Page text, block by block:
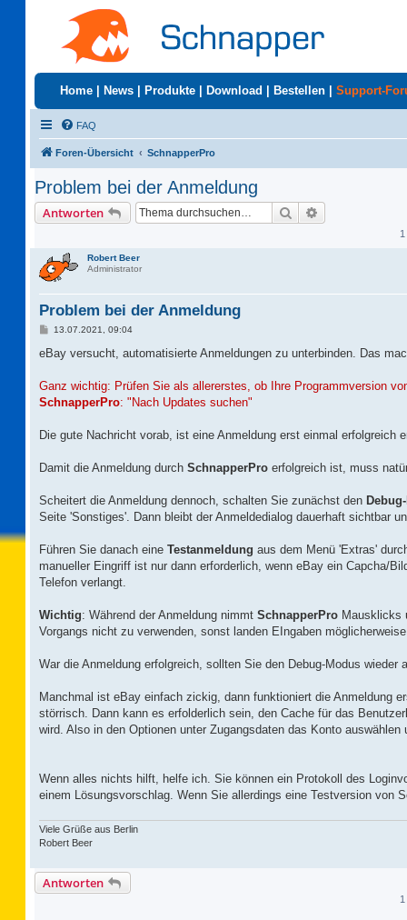
Home News Produkte Download Bestellen Support-
FAQ
Foren-Übersicht SchnapperPro
Problem bei der Anmeldung
Antworten Suche
Robert Beer
Administrator
Problem bei der Anmeldung
B
i
a
13.07.2021, 09:04
eBay versucht, automatisierte Anmeldungen zu unterbinden. Das
Ganz wichtig: Prüfen Sie als allererstes, ob Ihre Programmversion
SchnapperPro: "Nach Updates suchen"
Die gute Nachricht vorab, ist eine Anmeldung erst einmal
Damit die Anmeldung durch SchnapperPro erfolgreich ist, muss
Scheitert die Anmeldung dennoch, schalten Sie zunächst den
Seite 'Sonstiges'. Dann bleibt der Anmeldedialog dauerhaft sichtbar
Führen Sie danach eine Testanmeldung aus dem Menü 'Extras'
manueller Eingriff ist nur dann erforderlich, wenn eBay ein Capcha/
Telefon verlangt.
Wichtig: Während der Anmeldung nimmt SchnapperPro Mausklicks
Vorgangs nicht zu verwenden, sonst landen EIngaben
War die Anmeldung erfolgreich, sollten Sie den Debug-Modus wieder
Manchmal ist eBay einfach zickig, dann funktioniert die Anmeldung
störrisch. Dann kann es erfolderlich sein, den Cache für das
wird. Also in den Optionen unter Zugangsdaten das Konto
Wenn alles nichts hilft, helfe ich. Sie können ein Protokoll des
einem Lösungsvorschlag. Wenn Sie allerdings eine Testversion von
Viele Grüße aus Berlin
Robert Beer
Antworten